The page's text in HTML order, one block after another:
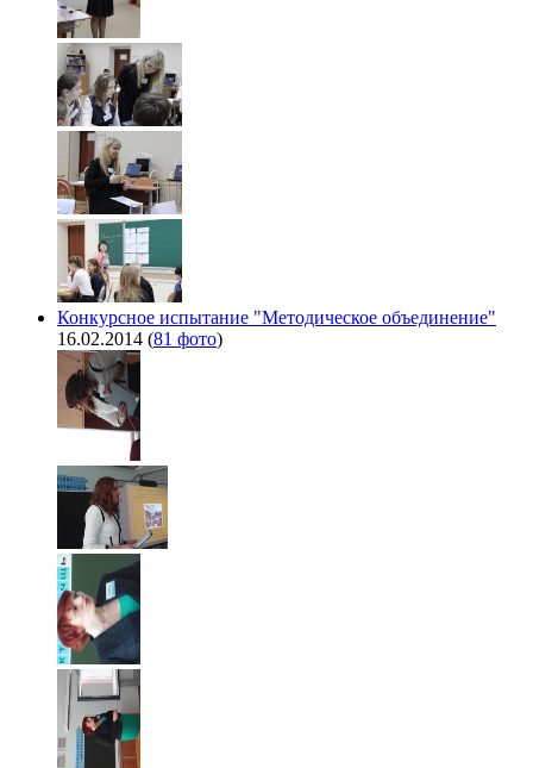
Конкурсное испытание "Методическое объединение"
16.02.2014 (81 фото)